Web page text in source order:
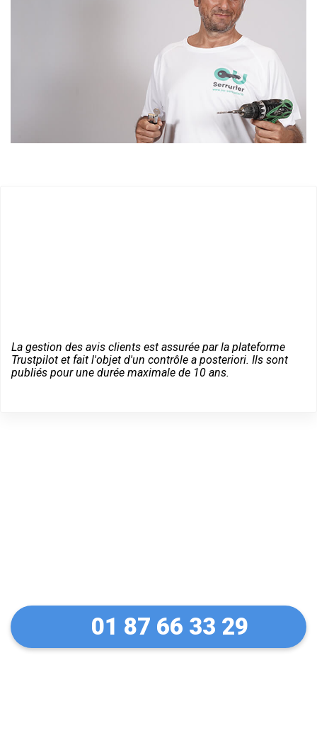
La gestion des avis clients est assurée par la plateforme
Trustpilot et fait l'objet d'un contrôle a posteriori. Ils sont
publiés pour une durée maximale de 10 ans.
01 87 66 33 29